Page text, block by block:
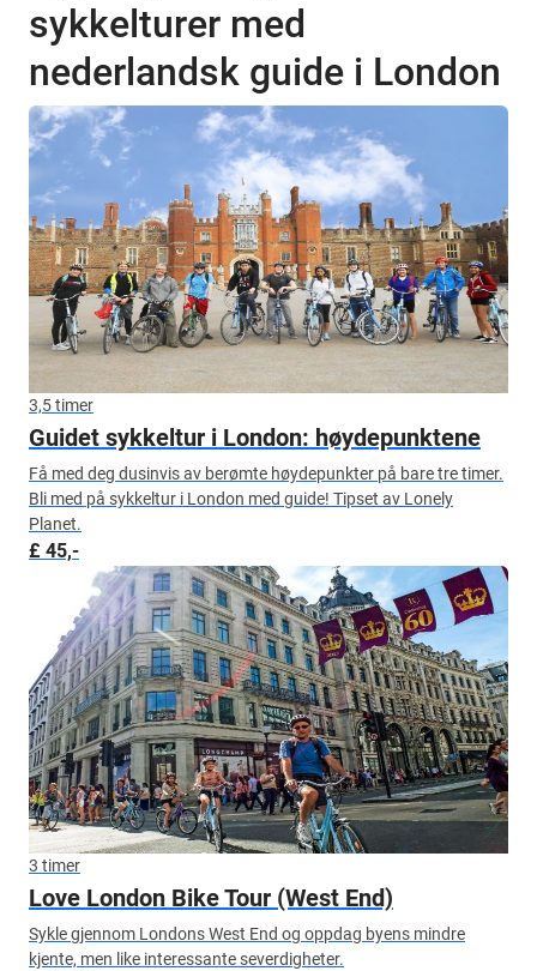
sykkelturer med
nederlandsk guide i London
3,5 timer
Guidet sykkeltur i London: høydepunktene
Få med deg dusinvis av berømte høydepunkter på bare tre timer.
Bli med på sykkeltur i London med guide! Tipset av Lonely
Planet.
£ 45,-
3 timer
Love London Bike Tour (West End)
Sykle gjennom Londons West End og oppdag byens mindre
kjente, men like interessante severdigheter.